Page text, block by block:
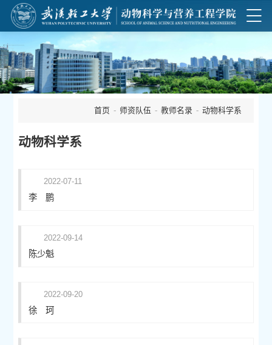
首页 - 师资队伍 - 教师名录 - 动物科学系
动物科学系
2022-07-11
李 鹏
2022-09-14
陈少魁
2022-09-20
徐 珂